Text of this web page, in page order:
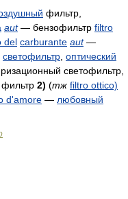
фильтр,
aut — бензофильтр filtro
del carburante aut —
светофильтр оптический
светофильтр,
фильтр 2) (тж filtro ottico)
d'amore — любовный